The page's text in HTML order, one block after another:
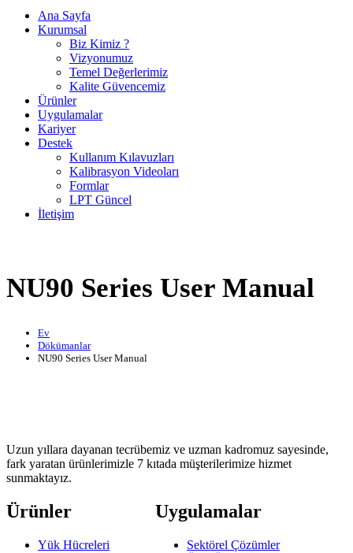
Ana Sayfa
Kurumsal
Biz Kimiz ?
Vizyonumuz
Temel Değerlerimiz
Kalite Güvencemiz
Ürünler
Uygulamalar
Kariyer
Destek
Kullanım Kılavuzları
Kalibrasyon Videoları
Formlar
LPT Güncel
İletişim
NU90 Series User Manual
Ev
Dökümanlar
NU90 Series User Manual
Uzun yıllara dayanan tecrübemiz ve uzman kadromuz sayesinde,
fark yaratan ürünlerimizle 7 kıtada müşterilerimize hizmet
sunmaktayız.
Ürünler
Yük Hücreleri
Uygulamalar
Sektörel Çözümler